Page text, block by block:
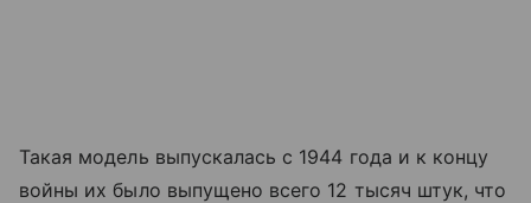
Такая модель выпускалась с 1944 года и к концу
войны их было выпущено всего 12 тысяч штук, что